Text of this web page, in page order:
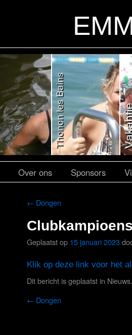
Over ons Sponsors
← Dongen
Geplaatst op 15 januari 2023
Klik op deze link voor het
Dit bericht is geplaatst in Nieuws
← Dongen